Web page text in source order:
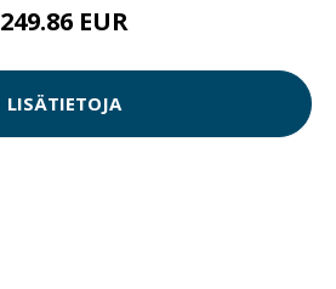
249.86 EUR
LISÄTIETOJA